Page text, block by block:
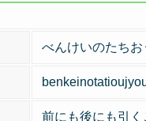
べんけいのたちお
前にも後にも引